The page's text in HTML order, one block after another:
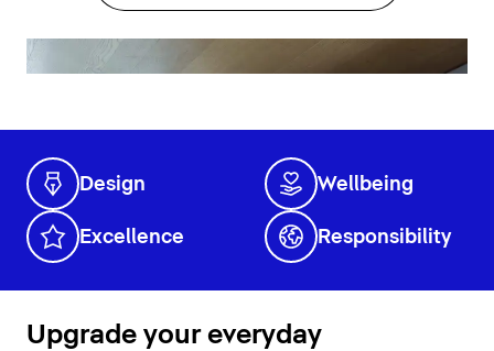
Design Wellbeing
Excellence Responsibility
Upgrade your everyday